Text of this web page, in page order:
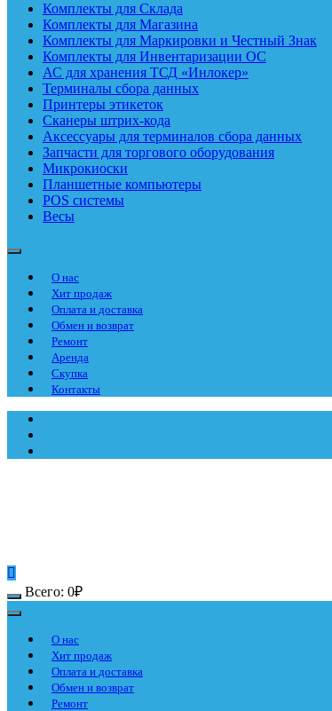
Комплекты для Склада
Комплекты для Магазина
Комплекты для Маркировки и Честный Знак
Комплекты для Инвентаризации ОС
АС для хранения ТСД «Инлокер»
Терминалы сбора данных
Принтеры этикеток
Сканеры штрих-кода
Аксессуары для терминалов сбора данных
Запчасти для торгового оборудования
Микрокиоски
Планшетные компьютеры
POS системы
Весы
О нас
Хит продаж
Оплата и доставка
Обмен и возврат
Ремонт
Аренда
Скупка
Контакты
Всего: 0₽
О нас
Хит продаж
Оплата и доставка
Обмен и возврат
Ремонт